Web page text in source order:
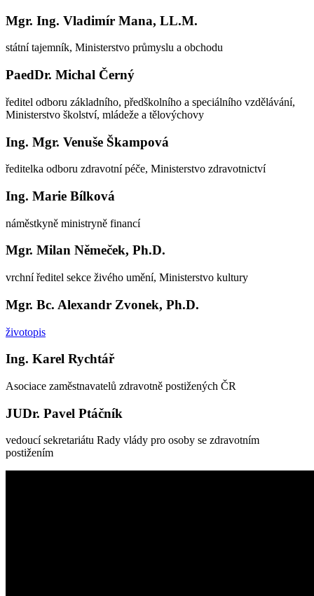
Mgr. Ing. Vladimír Mana, LL.M.
státní tajemník, Ministerstvo průmyslu a obchodu
PaedDr. Michal Černý
ředitel odboru základního, předškolního a speciálního vzdělávání,
Ministerstvo školství, mládeže a tělovýchovy
Ing. Mgr. Venuše Škampová
ředitelka odboru zdravotní péče, Ministerstvo zdravotnictví
Ing. Marie Bílková
náměstkyně ministryně financí
Mgr. Milan Němeček, Ph.D.
vrchní ředitel sekce živého umění, Ministerstvo kultury
Mgr. Bc. Alexandr Zvonek, Ph.D.
životopis
Ing. Karel Rychtář
Asociace zaměstnavatelů zdravotně postižených ČR
JUDr. Pavel Ptáčník
vedoucí sekretariátu Rady vlády pro osoby se zdravotním
postižením